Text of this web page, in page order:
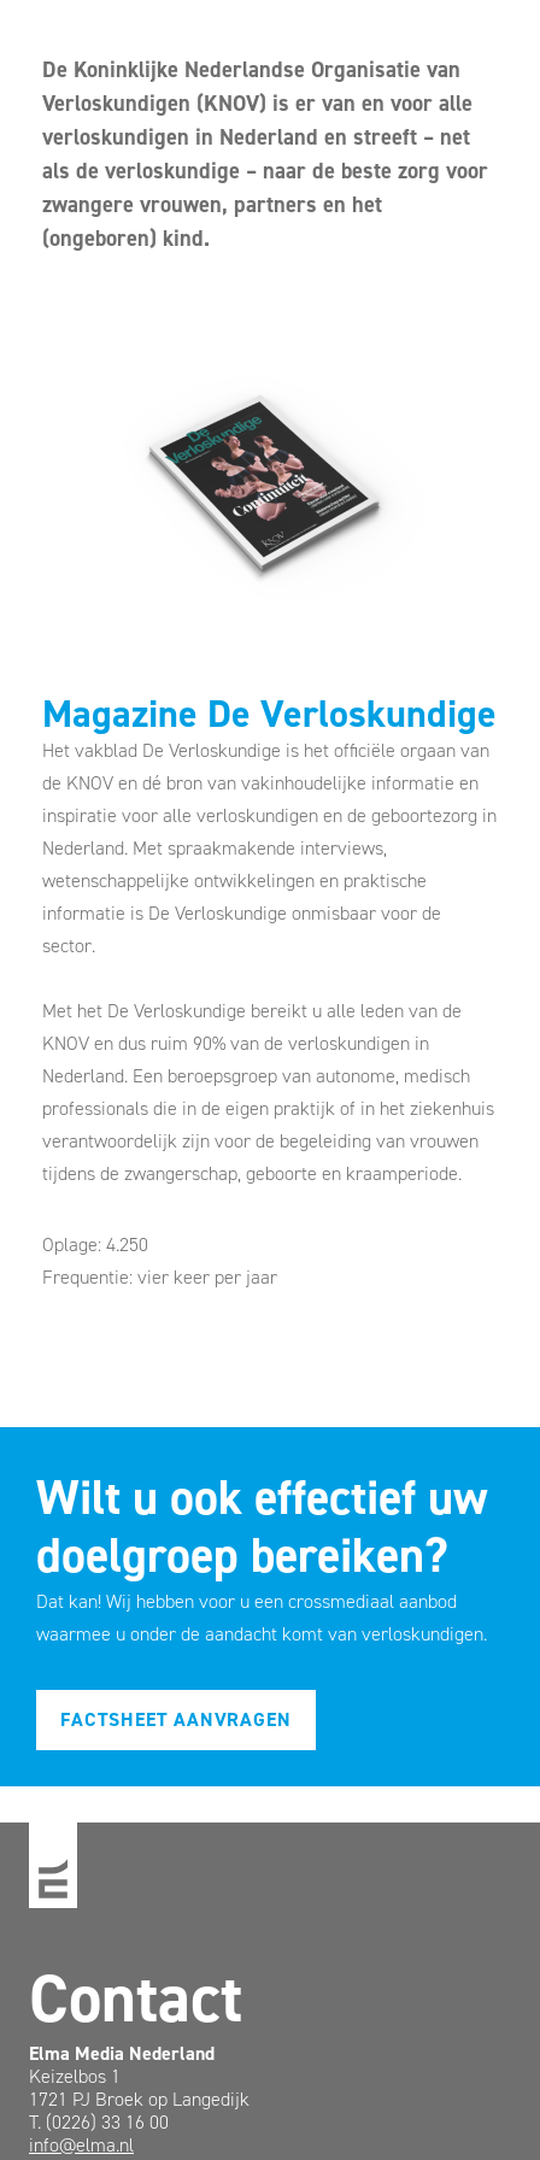
De Koninklijke Nederlandse Organisatie van
Verloskundigen (KNOV) is er van en voor alle
verloskundigen in Nederland en streeft – net
als de verloskundige – naar de beste zorg voor
zwangere vrouwen, partners en het
(ongeboren) kind.
Magazine De Verloskundige
Het vakblad De Verloskundige is het officiële orgaan van
de KNOV en dé bron van vakinhoudelijke informatie en
inspiratie voor alle verloskundigen en de geboortezorg in
Nederland. Met spraakmakende interviews,
wetenschappelijke ontwikkelingen en praktische
informatie is De Verloskundige onmisbaar voor de
sector.
Met het De Verloskundige bereikt u alle leden van de
KNOV en dus ruim 90% van de verloskundigen in
Nederland. Een beroepsgroep van autonome, medisch
professionals die in de eigen praktijk of in het ziekenhuis
verantwoordelijk zijn voor de begeleiding van vrouwen
tijdens de zwangerschap, geboorte en kraamperiode.
Oplage: 4.250
Frequentie: vier keer per jaar
Wilt u ook effectief uw
doelgroep bereiken?
Dat kan! Wij hebben voor u een crossmediaal aanbod
waarmee u onder de aandacht komt van verloskundigen.
FACTSHEET AANVRAGEN
Contact
Elma Media Nederland
Keizelbos 1
1721 PJ Broek op Langedijk
T. (0226) 33 16 00
info@elma.nl